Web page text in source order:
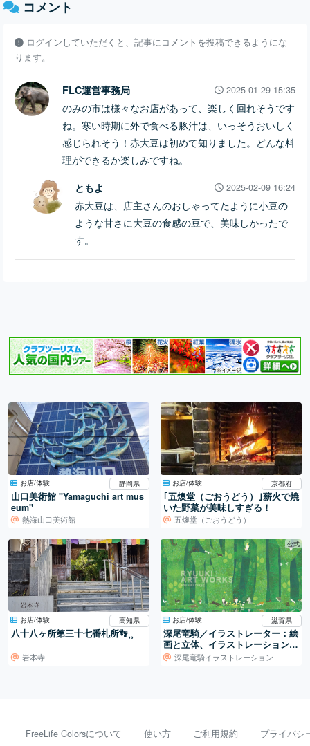
コメント
ログインしていただくと、記事にコメントを投稿できるようにな
ります。
FLC運営事務局 2025-01-29 15:35
のみの市は様々なお店があって、楽しく回れそうです
ね。寒い時期に外で食べる豚汁は、いっそうおいしく
感じられそう！赤大豆は初めて知りました。どんな料
理ができるか楽しみですね。
ともよ 2025-02-09 16:24
赤大豆は、店主さんのおしゃってたように小豆の
ような甘さに大豆の食感の豆で、美味しかったで
す。
お店/体験 静岡県
山口美術館 "Yamaguchi art mus
eum"
熱海山口美術館
お店/体験 京都府
｢五燠堂（ごおうどう）｣薪火で焼
いた野菜が美味しすぎる！
五燠堂（ごおうどう）
お店/体験 高知県
八十八ヶ所第三十七番札所👣⸒⸒
岩本寺
公式
お店/体験 滋賀県
深尾竜騎／イラストレーター：絵
画と立体、イラストレーションの
世界深尾竜騎イラストレーション
FreeLife Colorsについて 使い方 ご利用規約 プライバシ